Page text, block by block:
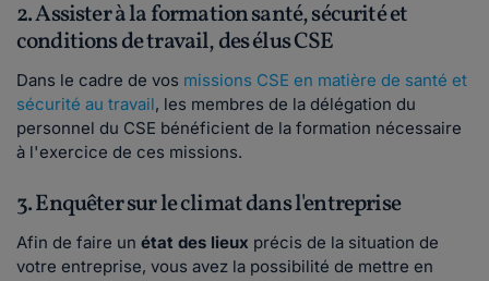
2. Assister à la formation santé, sécurité et
conditions de travail, des élus CSE
Dans le cadre de vos missions CSE en matière de santé et
sécurité au travail, les membres de la délégation du
personnel du CSE bénéficient de la formation nécessaire
à l'exercice de ces missions.
3. Enquêter sur le climat dans l'entreprise
Afin de faire un état des lieux précis de la situation de
votre entreprise, vous avez la possibilité de mettre en